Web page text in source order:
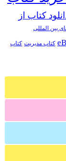
کتاب از
بین المللی
کتاب مدیریت کتاب